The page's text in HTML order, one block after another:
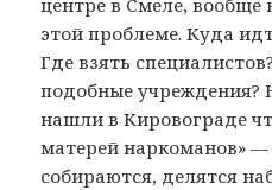
этой проблеме. Куда
Где взять
подобные учреждения?
нашли в Кировограде
матерей наркоманов»
собираются, делятся